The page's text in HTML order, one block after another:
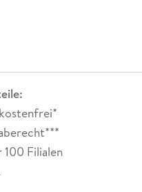
Filialen